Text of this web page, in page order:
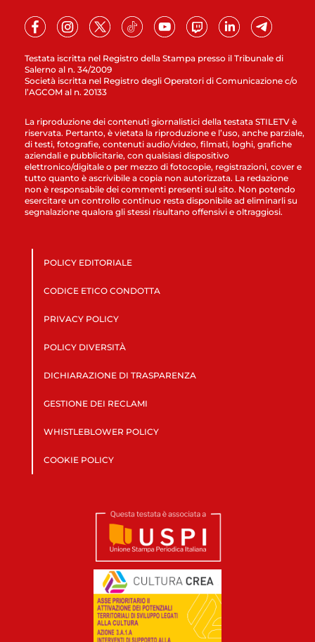
Testata iscritta nel Registro della Stampa presso il Tribunale di
Salerno al n. 34/2009
Società iscritta nel Registro degli Operatori di Comunicazione c/o
l’AGCOM al n. 20133
La riproduzione dei contenuti giornalistici della testata STILETV è
riservata. Pertanto, è vietata la riproduzione e l’uso, anche parziale,
di testi, fotografie, contenuti audio/video, filmati, loghi, grafiche
aziendali e pubblicitarie, con qualsiasi dispositivo
elettronico/digitale o per mezzo di fotocopie, registrazioni, cover e
tutto quanto è ascrivibile a copia non autorizzata. La redazione
non è responsabile dei commenti presenti sul sito. Non potendo
esercitare un controllo continuo resta disponibile ad eliminarli su
segnalazione qualora gli stessi risultano offensivi e oltraggiosi.
POLICY EDITORIALE
CODICE ETICO CONDOTTA
PRIVACY POLICY
POLICY DIVERSITÀ
DICHIARAZIONE DI TRASPARENZA
GESTIONE DEI RECLAMI
WHISTLEBLOWER POLICY
COOKIE POLICY